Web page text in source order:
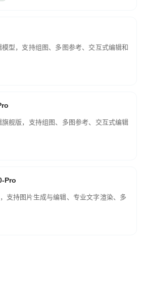
型，支持组图、多图参考、交互式编辑和
舰版，支持组图、多图参考、交互式编辑
Pro
支持图片生成与编辑、专业文字渲染、多